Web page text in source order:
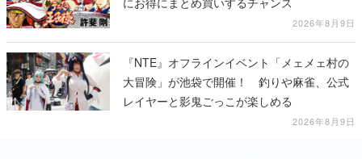
2026年8月9日
『NTE』オフラインイベント「メェメェ村の
大冒険」が池袋で開催！ 釣りや麻雀、公式
レイヤーと影鬼ごっこが楽しめる
2026年8月9日